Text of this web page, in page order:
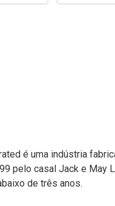
é uma indústria
pelo casal Jack e May
de três anos.